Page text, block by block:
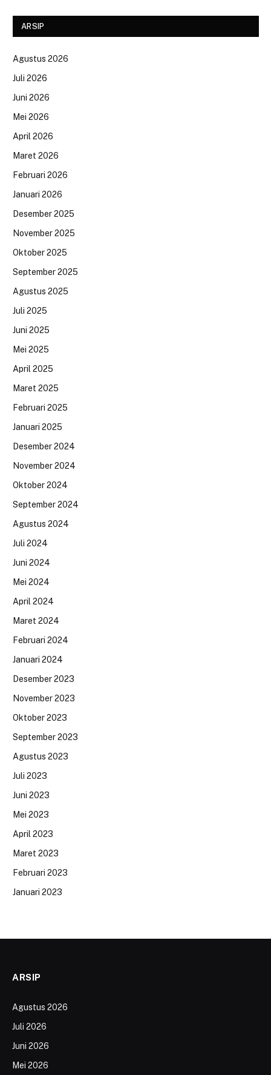
ARSIP
Agustus 2026
Juli 2026
Juni 2026
Mei 2026
April 2026
Maret 2026
Februari 2026
Januari 2026
Desember 2025
November 2025
Oktober 2025
September 2025
Agustus 2025
Juli 2025
Juni 2025
Mei 2025
April 2025
Maret 2025
Februari 2025
Januari 2025
Desember 2024
November 2024
Oktober 2024
September 2024
Agustus 2024
Juli 2024
Juni 2024
Mei 2024
April 2024
Maret 2024
Februari 2024
Januari 2024
Desember 2023
November 2023
Oktober 2023
September 2023
Agustus 2023
Juli 2023
Juni 2023
Mei 2023
April 2023
Maret 2023
Februari 2023
Januari 2023
ARSIP
Agustus 2026
Juli 2026
Juni 2026
Mei 2026